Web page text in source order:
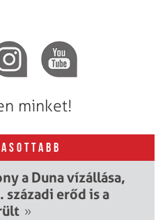
minket!
a Duna vízállása,
századi erőd is a
»